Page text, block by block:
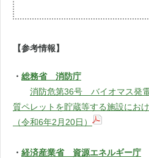
【参考情報】
・ 総務省 消防庁
消防危第36号 バイオマス発
質ペレットを貯蔵等する施設にお
（令和6年2月20日）
・ 経済産業省 資源エネルギー庁